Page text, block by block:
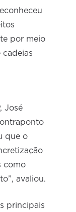
por meio
cadeias
José
que o
como
avaliou.
principais